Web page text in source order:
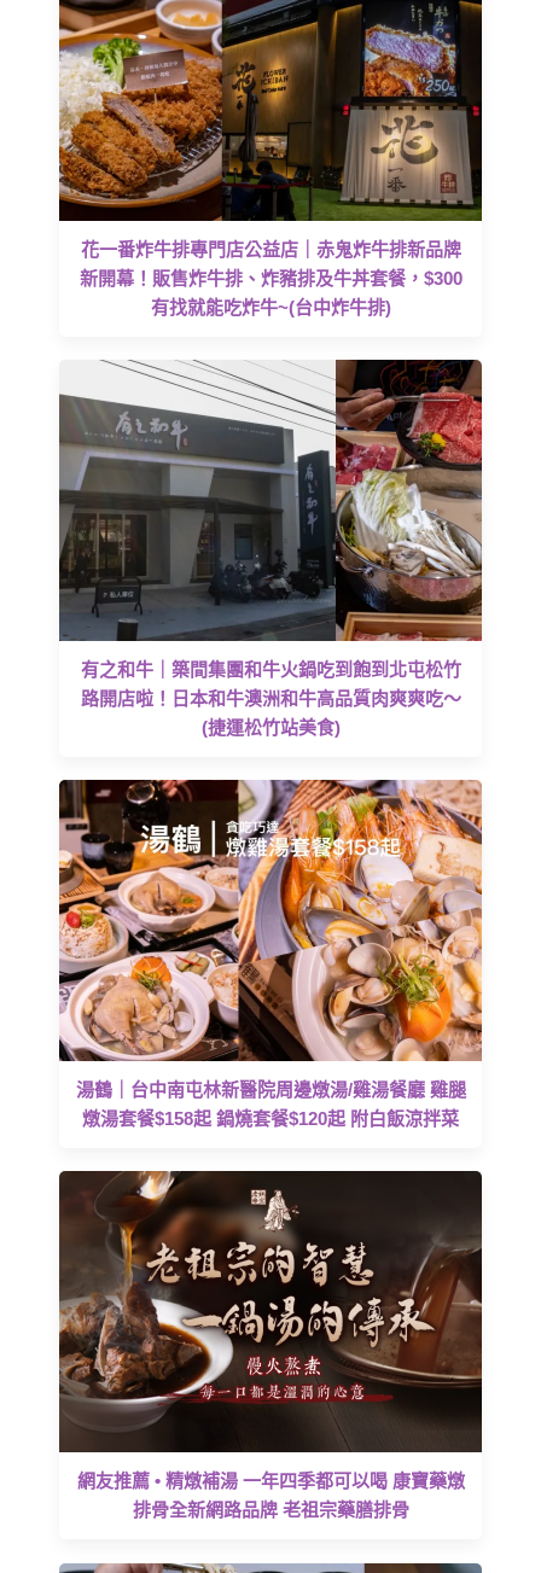
花一番炸牛排專門店公益店｜赤鬼炸牛排新品牌
新開幕！販售炸牛排、炸豬排及牛丼套餐，$300
有找就能吃炸牛~(台中炸牛排)
有之和牛｜築間集團和牛火鍋吃到飽到北屯松竹
路開店啦！日本和牛澳洲和牛高品質肉爽爽吃～
(捷運松竹站美食)
湯鶴｜台中南屯林新醫院周邊燉湯/雞湯餐廳 雞腿
燉湯套餐$158起 鍋燒套餐$120起 附白飯涼拌菜
網友推薦 • 精燉補湯 一年四季都可以喝 康寶藥燉
排骨全新網路品牌 老祖宗藥膳排骨